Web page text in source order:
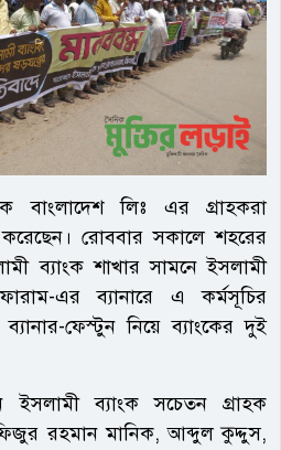
বাংলাদেশ লিঃ এর গ্রাহকরা
রোববার সকালে শহরের
ব্যাংক শাখার সামনে ইসলামী
এর ব্যানারে এ কর্মসূচির
ফেস্টুন নিয়ে ব্যাংকের দুই
ইসলামী ব্যাংক সচেতন গ্রাহক
রহমান মানিক, আব্দুল কুদ্দুস,